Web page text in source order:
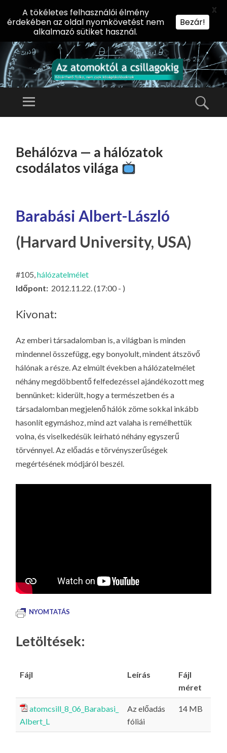
AZ
KT
Ó
CS
IL
LA
G
Előadássorozat
Természettudományi
Menü
TARTALOMHOZ
Behálózva — a hálózatok
csodálatos világa
Barabási Albert-László
(Harvard University, USA)
#105,hálózatelmélet
Időpont: 2012.11.22. (17:00 - )
Kivonat:
Az emberi társadalomban is, a világban is minden
mindennel összefügg, egy bonyolult, mindent átszövő
hálónak a része. Az elmúlt években a hálózatelmélet
néhány megdöbbentő felfedezéssel ajándékozott meg
bennünket: kiderült, hogy a természetben és a
társadalomban megjelenő hálók zöme sokkal inkább
hasonlít egymáshoz, mind azt valaha is remélhettük
volna, és viselkedésük leírható néhány egyszerű
törvénnyel. Az előadás e törvényszerűségek
megértésének módjáról beszél.
NYOMTATÁS
Letöltések:
Fájl Leírás
Fájl
méret
atomcsill_8_06_Barabasi_
Albert_L
Az előadás
fóliái
14 MB
A tökéletes felhasználói élmény
érdekében az oldal nyomkövetést nem
alkalmazó sütiket használ.
Bezár!
X